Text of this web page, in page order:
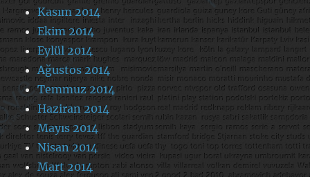
Kasım 2014
Ekim 2014
Eylül 2014
Ağustos 2014
Temmuz 2014
Haziran 2014
Mayıs 2014
Nisan 2014
Mart 2014